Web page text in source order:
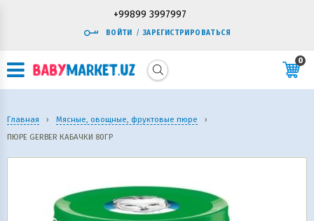
+99899 3997997
ВОЙТИ / ЗАРЕГИСТРИРОВАТЬСЯ
0
Главная › Мясные, овощные, фруктовые пюре
›
ПЮРЕ GERBER КАБАЧКИ 80ГР